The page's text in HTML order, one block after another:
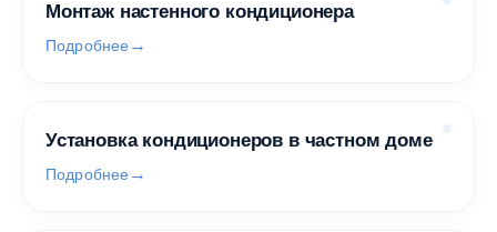
Монтаж настенного кондиционера
Подробнее
Установка кондиционеров в частном доме
Подробнее